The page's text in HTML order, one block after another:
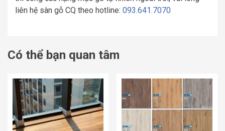
liên hệ sàn gỗ CQ theo hotline: 093.641.7070
Có thể bạn quan tâm